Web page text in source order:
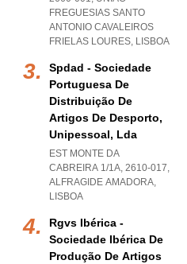
FREGUESIAS SANTO
ANTONIO CAVALEIROS
FRIELAS LOURES, LISBOA
Spdad - Sociedade
Portuguesa De
Distribuição De
Artigos De Desporto,
Unipessoal, Lda
EST MONTE DA
CABREIRA 1/1A, 2610-017,
ALFRAGIDE AMADORA,
LISBOA
Rgvs Ibérica -
Sociedade Ibérica De
Produção De Artigos